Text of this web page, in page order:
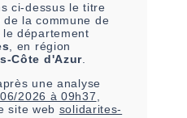
ci-dessus le titre
la commune de
le département
, en région
Côte d'Azur
une analyse
2026 à 09h37
site web solidarites-